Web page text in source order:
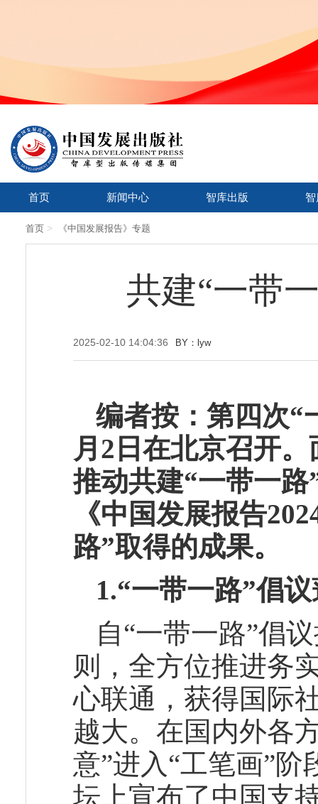
首页 新闻中心 智库出版
首页 > 《中国发展报告》专题
共建“一带
2025-02-10 14:04:36 BY：lyw
编者按：第四次“
月2日在北京召开
推动共建“一带一
《中国发展报告
路”取得的成果。
1.“一带一路”倡
自“一带一路”倡
则，全方位推进务
心联通，获得国际
越大。在国内外各
意”进入“工笔画”
坛上宣布了中国支